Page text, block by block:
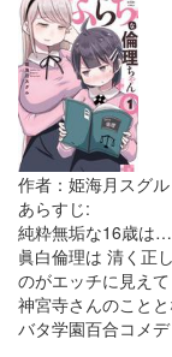
作者：姫海月スグル
あらすじ:
純粋無垢な16歳は
眞白倫理は 清く正
のがエッチに見え
神宮寺さんのこと
バタ学園百合コメ